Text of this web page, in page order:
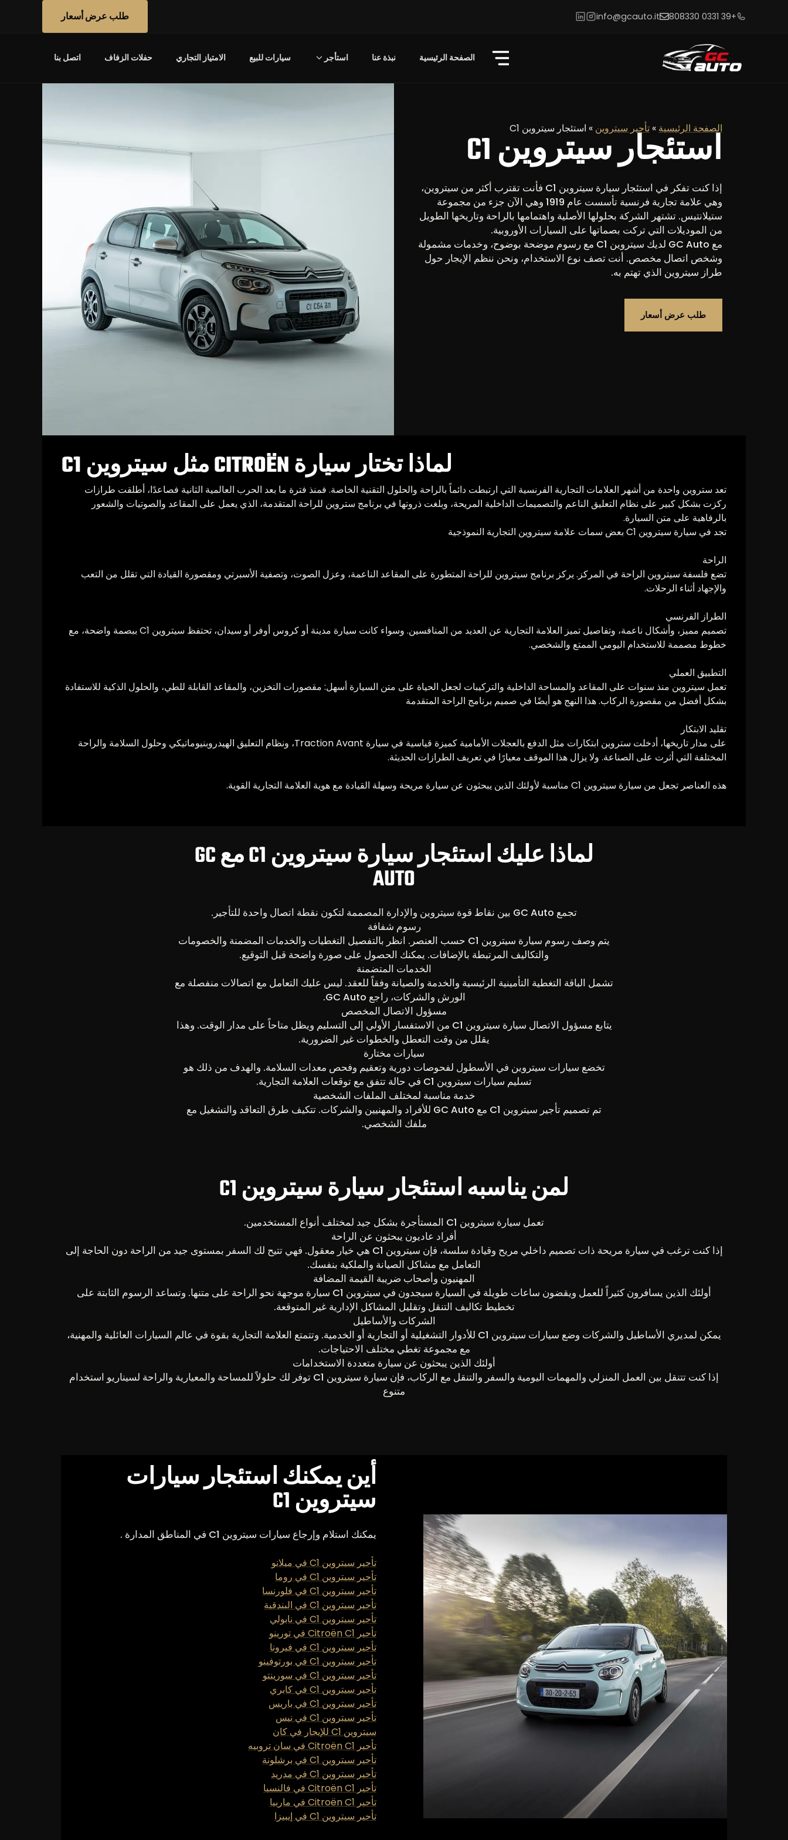
+39 0331 808330
info@gcauto.it طلب عرض أسعار
الصفحة الرئيسية نبذة عنا استأجر سيارات للبيع الامتياز التجاري حفلات الزفاف اتصل بنا
الصفحة الرئيسية » تأجير سيتروين » استئجار سيتروين C1
استئجار سيتروين C1
إذا كنت تفكر في استئجار سيارة سيتروين C1 فأنت تقترب أكثر من سيتروين،
وهي علامة تجارية فرنسية تأسست عام 1919 وهي الآن جزء من مجموعة
ستيلانتيس. تشتهر الشركة بحلولها الأصلية واهتمامها بالراحة وتاريخها الطويل
من الموديلات التي تركت بصماتها على السيارات الأوروبية.
مع GC Auto لديك سيتروين C1 مع رسوم موضحة بوضوح، وخدمات مشمولة
وشخص اتصال مخصص. أنت تصف نوع الاستخدام، ونحن ننظم الإيجار حول
طراز سيتروين الذي تهتم به.
طلب عرض أسعار
لماذا تختار سيارة CITROËN مثل سيتروين C1
تعد ستروين واحدة من أشهر العلامات التجارية الفرنسية التي ارتبطت دائماً بالراحة والحلول التقنية الخاصة. فمنذ فترة ما بعد الحرب العالمية الثانية فصاعدًا، أطلقت طرازات
ركزت بشكل كبير على نظام التعليق الناعم والتصميمات الداخلية المريحة، وبلغت ذروتها في برنامج ستروين للراحة المتقدمة، الذي يعمل على المقاعد والصوتيات والشعور
بالرفاهية على متن السيارة.
تجد في سيارة سيتروين C1 بعض سمات علامة سيتروين التجارية النموذجية
الراحة
تضع فلسفة سيتروين الراحة في المركز. يركز برنامج سيتروين للراحة المتطورة على المقاعد الناعمة، وعزل الصوت، وتصفية الأسبرتي ومقصورة القيادة التي تقلل من التعب
والإجهاد أثناء الرحلات.
الطراز الفرنسي
تصميم مميز، وأشكال ناعمة، وتفاصيل تميز العلامة التجارية عن العديد من المنافسين. وسواء كانت سيارة مدينة أو كروس أوفر أو سيدان، تحتفظ سيتروين C1 ببصمة واضحة، مع
خطوط مصممة للاستخدام اليومي الممتع والشخصي.
التطبيق العملي
تعمل سيتروين منذ سنوات على المقاعد والمساحة الداخلية والتركيبات لجعل الحياة على متن السيارة أسهل: مقصورات التخزين، والمقاعد القابلة للطي، والحلول الذكية للاستفادة
بشكل أفضل من مقصورة الركاب. هذا النهج هو أيضًا في صميم برنامج الراحة المتقدمة
تقليد الابتكار
على مدار تاريخها، أدخلت ستروين ابتكارات مثل الدفع بالعجلات الأمامية كميزة قياسية في سيارة Traction Avant، ونظام التعليق الهيدروبنيوماتيكي وحلول السلامة والراحة
المختلفة التي أثرت على الصناعة. ولا يزال هذا الموقف معيارًا في تعريف الطرازات الحديثة.
هذه العناصر تجعل من سيارة سيتروين C1 مناسبة لأولئك الذين يبحثون عن سيارة مريحة وسهلة القيادة مع هوية العلامة التجارية القوية.
لماذا عليك استئجار سيارة سيتروين C1 مع GC
AUTO
تجمع GC Auto بين نقاط قوة سيتروين والإدارة المصممة لتكون نقطة اتصال واحدة للتأجير.
رسوم شفافة
يتم وصف رسوم سيارة سيتروين C1 حسب العنصر. انظر بالتفصيل التغطيات والخدمات المضمنة والخصومات
والتكاليف المرتبطة بالإضافات. يمكنك الحصول على صورة واضحة قبل التوقيع.
الخدمات المتضمنة
تشمل الباقة التغطية التأمينية الرئيسية والخدمة والصيانة وفقاً للعقد. ليس عليك التعامل مع اتصالات منفصلة مع
الورش والشركات، راجع GC Auto.
مسؤول الاتصال المخصص
يتابع مسؤول الاتصال سيارة سيتروين C1 من الاستفسار الأولي إلى التسليم ويظل متاحاً على مدار الوقت. وهذا
يقلل من وقت التعطل والخطوات غير الضرورية.
سيارات مختارة
تخضع سيارات سيتروين في الأسطول لفحوصات دورية وتعقيم وفحص معدات السلامة. والهدف من ذلك هو
تسليم سيارات سيتروين C1 في حالة تتفق مع توقعات العلامة التجارية.
خدمة مناسبة لمختلف الملفات الشخصية
تم تصميم تأجير سيتروين C1 مع GC Auto للأفراد والمهنيين والشركات. تتكيف طرق التعاقد والتشغيل مع
ملفك الشخصي.
لمن يناسبه استئجار سيارة سيتروين C1
تعمل سيارة سيتروين C1 المستأجرة بشكل جيد لمختلف أنواع المستخدمين.
أفراد عاديون يبحثون عن الراحة
إذا كنت ترغب في سيارة مريحة ذات تصميم داخلي مريح وقيادة سلسة، فإن سيتروين C1 هي خيار معقول. فهي تتيح لك السفر بمستوى جيد من الراحة دون الحاجة إلى
التعامل مع مشاكل الصيانة والملكية بنفسك.
المهنيون وأصحاب ضريبة القيمة المضافة
أولئك الذين يسافرون كثيراً للعمل ويقضون ساعات طويلة في السيارة سيجدون في سيتروين C1 سيارة موجهة نحو الراحة على متنها. وتساعد الرسوم الثابتة على
تخطيط تكاليف التنقل وتقليل المشاكل الإدارية غير المتوقعة.
الشركات والأساطيل
يمكن لمديري الأساطيل والشركات وضع سيارات سيتروين C1 للأدوار التشغيلية أو التجارية أو الخدمية. وتتمتع العلامة التجارية بقوة في عالم السيارات العائلية والمهنية،
مع مجموعة تغطي مختلف الاحتياجات.
أولئك الذين يبحثون عن سيارة متعددة الاستخدامات
إذا كنت تتنقل بين العمل المنزلي والمهمات اليومية والسفر والتنقل مع الركاب، فإن سيارة سيتروين C1 توفر لك حلولاً للمساحة والمعيارية والراحة لسيناريو استخدام
متنوع
أين يمكنك استئجار سيارات
سيتروين C1
يمكنك استلام وإرجاع سيارات سيتروين C1 في المناطق المدارة .
تأجير سيتروين C1 في ميلانو
تأجير سيتروين C1 في روما
تأجير سيتروين C1 في فلورنسا
تأجير سيتروين C1 في البندقية
تأجير سيتروين C1 في نابولي
تأجير Citroën C1 في تورينو
تأجير سيتروين C1 في فيرونا
تأجير سيتروين C1 في بورتوفينو
تأجير سيتروين C1 في سورينتو
تأجير سيتروين C1 في كابري
تأجير سيتروين C1 في باريس
تأجير سيتروين C1 في نيس
سيتروين C1 للإيجار في كان
تأجير Citroën C1 في سان تروبيه
تأجير سيتروين C1 في برشلونة
تأجير سيتروين C1 في مدريد
تأجير Citroën C1 في فالنسيا
تأجير Citroën C1 في ماربيا
تأجير سيتروين C1 في إيبيزا